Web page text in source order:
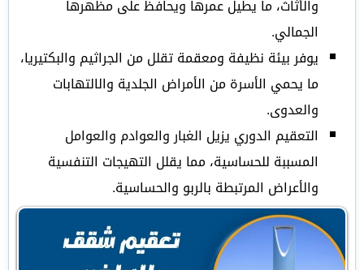
والأثاث، ما يطيل عمرها ويحافظ على مظهرها
الجمالي.
يوفر بيئة نظيفة ومعقمة تقلل من الجراثيم والبكتيريا،
ما يحمي الأسرة من الأمراض الجلدية والالتهابات
والعدوى.
التعقيم الدوري يزيل الغبار والعوادم والعوامل
المسببة للحساسية، مما يقلل التهيجات التنفسية
والأعراض المرتبطة بالربو والحساسية.